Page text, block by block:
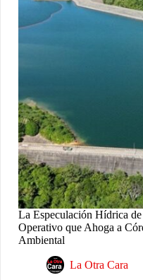
La Especulación Hídrica
Operativo que Ahoga a
Ambiental
La Otra Cara